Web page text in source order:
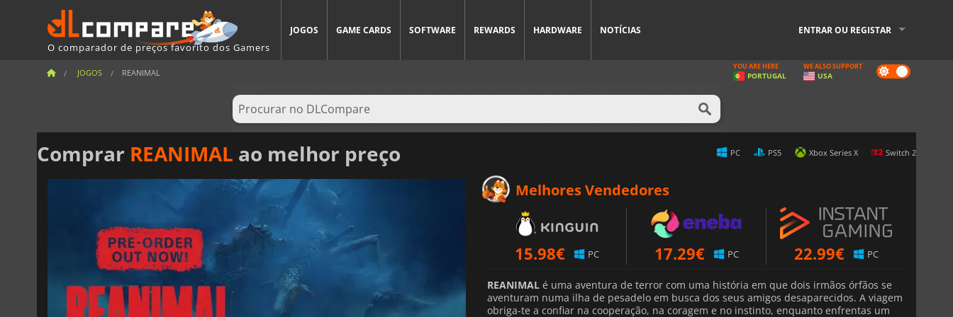
O comparador de preços favorito dos Gamers
JOGOS GAME CARDS SOFTWARE REWARDS HARDWARE NOTÍCIAS ENTRAR OU REGISTAR
JOGOS REANIMAL Dark
mode
YOU ARE HERE
PORTUGAL
WE ALSO SUPPORT
USA
Comprar REANIMAL ao melhor preço PC PS5 Xbox Series X Switch 2
Melhores Vendedores
15.98€ PC 17.29€ PC 22.99€ PC
REANIMAL é uma aventura de terror com uma história em que dois irmãos órfãos se
aventuram numa ilha de pesadelo em busca dos seus amigos desaparecidos. A viagem
obriga-te a confiar na cooperação, na coragem e no instinto, enquanto enfrentas um